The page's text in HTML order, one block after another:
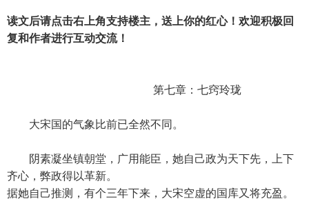
读文后请点击右上角支持楼主，送上你的红心！欢迎积极回
复和作者进行互动交流！
第七章：七窍玲珑
大宋国的气象比前已全然不同。
阴素凝坐镇朝堂，广用能臣，她自己政为天下先，上下
齐心，弊政得以革新。
据她自己推测，有个三年下来，大宋空虚的国库又将充盈。